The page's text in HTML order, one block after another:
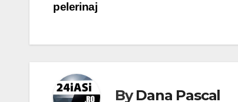
pelerinaj
ByDana Pascal